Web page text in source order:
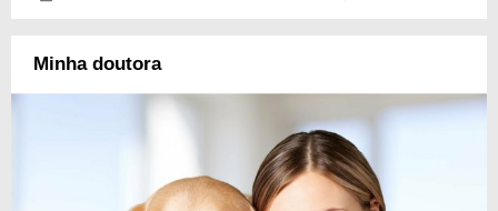
Minha doutora